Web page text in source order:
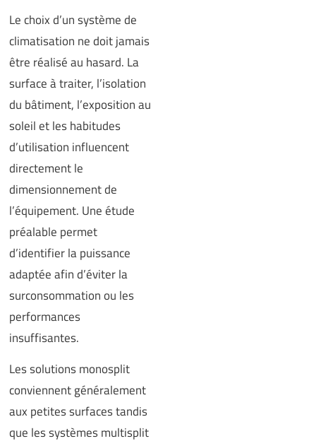
Le choix d’un système de
climatisation ne doit jamais
être réalisé au hasard. La
surface à traiter, l’isolation
du bâtiment, l’exposition au
soleil et les habitudes
d’utilisation influencent
directement le
dimensionnement de
l’équipement. Une étude
préalable permet
d’identifier la puissance
adaptée afin d’éviter la
surconsommation ou les
performances
insuffisantes.
Les solutions monosplit
conviennent généralement
aux petites surfaces tandis
que les systèmes multisplit